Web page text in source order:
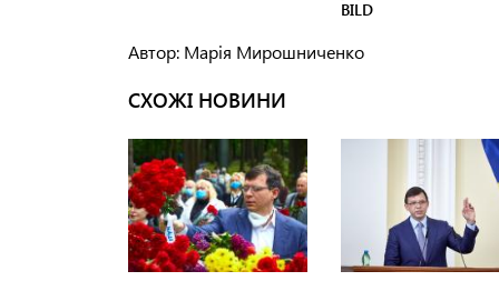
Автор: Марія Мирошниченко
СХОЖІ НОВИНИ